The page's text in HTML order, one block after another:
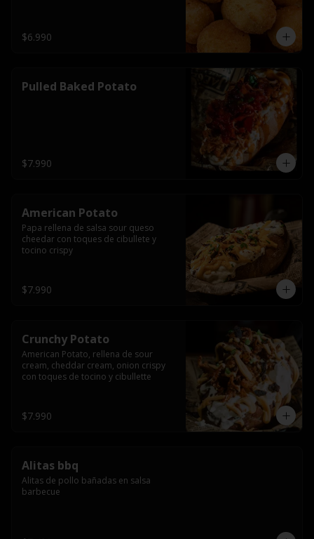
$6.990
Pulled Baked Potato
$7.990
American Potato
Papa rellena de salsa sour queso
cheedar con toques de cibullete y
tocino crispy
$7.990
Crunchy Potato
American Potato, rellena de sour
cream, cheddar cream, onion crispy
con toques de tocino y cibullette
$7.990
Alitas bbq
Alitas de pollo bañadas en salsa
barbecue